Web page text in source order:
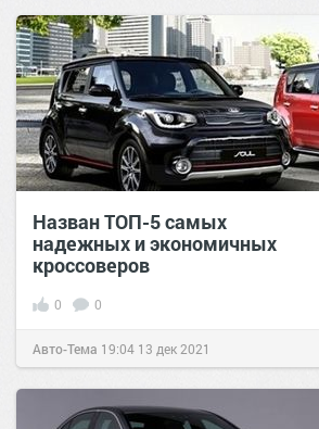
Назван ТОП-5 самых
надежных и экономичных
кроссоверов
0 0
Авто-Тема 19:04 13 дек 2021